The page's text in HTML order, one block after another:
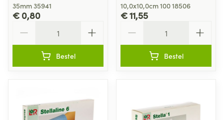
35mm 35941
€ 0,80
Bestel
10,0x10,0cm 100 18506
€ 11,55
Bestel